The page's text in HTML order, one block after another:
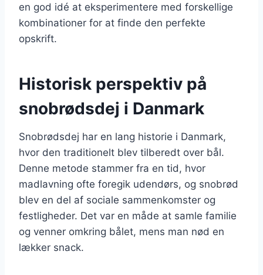
en god idé at eksperimentere med forskellige
kombinationer for at finde den perfekte
opskrift.
Historisk perspektiv på
snobrødsdej i Danmark
Snobrødsdej har en lang historie i Danmark,
hvor den traditionelt blev tilberedt over bål.
Denne metode stammer fra en tid, hvor
madlavning ofte foregik udendørs, og snobrød
blev en del af sociale sammenkomster og
festligheder. Det var en måde at samle familie
og venner omkring bålet, mens man nød en
lækker snack.